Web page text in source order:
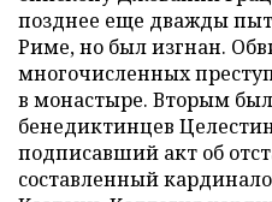
позднее еще дважды
Риме, но был изгнан.
многочисленных
в монастыре. Вторым
бенедиктинцев
подписавший акт об
составленный